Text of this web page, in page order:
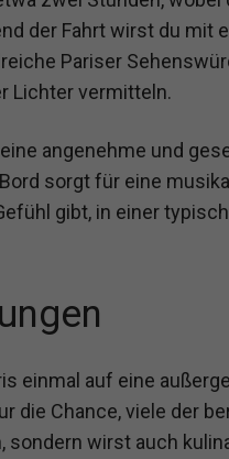
der Fahrt wirst du mit
Pariser
Lichter vermitteln.
angenehme und
sorgt für eine
gibt, in einer
einmal auf eine
die Chance, viele der
wirst auch